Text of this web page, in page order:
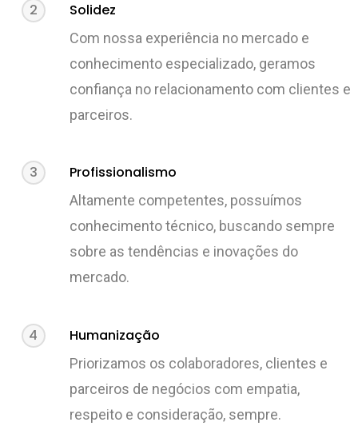
2 Solidez
Com nossa experiência no mercado e
conhecimento especializado, geramos
confiança no relacionamento com clientes e
parceiros.
3 Profissionalismo
Altamente competentes, possuímos
conhecimento técnico, buscando sempre
sobre as tendências e inovações do
mercado.
4 Humanização
Priorizamos os colaboradores, clientes e
parceiros de negócios com empatia,
respeito e consideração, sempre.